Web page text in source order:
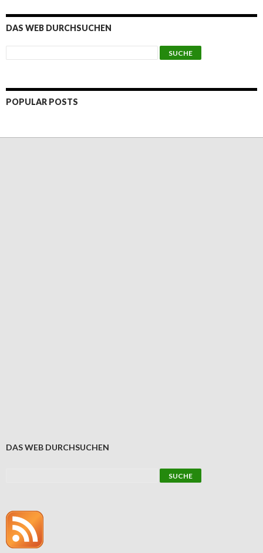
DAS WEB DURCHSUCHEN
POPULAR POSTS
DAS WEB DURCHSUCHEN